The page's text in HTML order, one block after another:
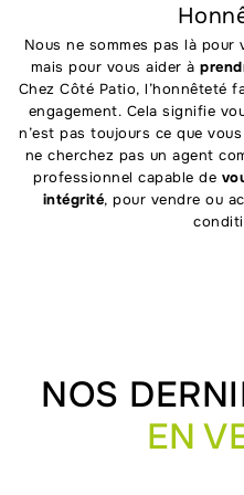
Nous ne sommes pas là
mais pour vous aider à
Chez Côté Patio, l’honnêteté
engagement. Cela signifie
n’est pas toujours ce que
ne cherchez pas un agent
professionnel capable de
intégrité, pour vendre ou
NOS
EN